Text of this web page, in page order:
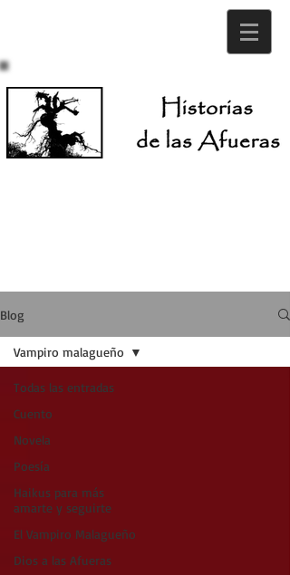
Blog
Todas las entradas
Cuento
Novela
Poesía
Haikus para más
amarte y seguirte
El Vampiro Malagueño
Dios a las Afueras
Vampiro malagueño